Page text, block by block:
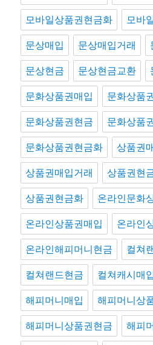
모바일상품권현금화 모바
문상매입 문상매입거래
문상현금 문상현금교환
문화상품권매입 문화상품
문화상품권현금 문화상품
문화상품권현금화 상품권
상품권매입거래 상품권현
상품권현금화 온라인문화
온라인상품권매입 온라인
온라인해피머니현금 컬쳐
컬쳐랜드현금 컬쳐캐시매
해피머니매입 해피머니상
해피머니상품권현금 해피